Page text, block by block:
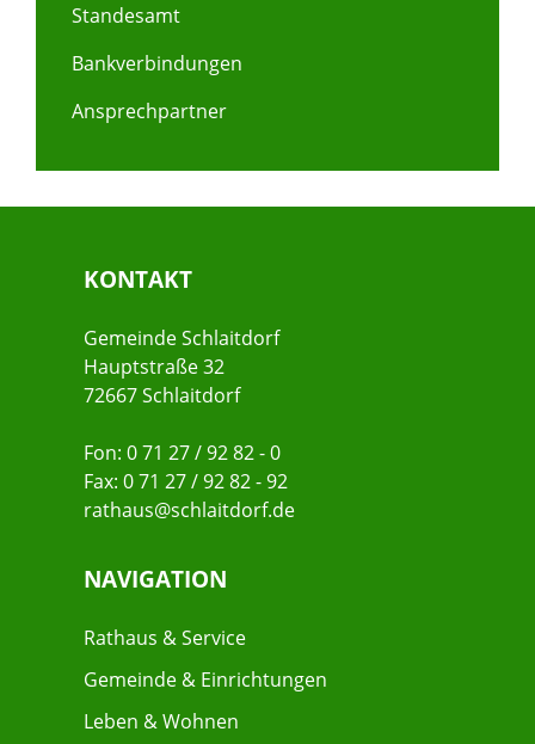
Standesamt
Bankverbindungen
Ansprechpartner
KONTAKT
Gemeinde Schlaitdorf
Hauptstraße 32
72667 Schlaitdorf
Fon: 0 71 27 / 92 82 - 0
Fax: 0 71 27 / 92 82 - 92
rathaus@schlaitdorf.de
NAVIGATION
Rathaus & Service
Gemeinde & Einrichtungen
Leben & Wohnen